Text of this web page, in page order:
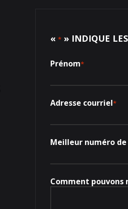
«* » INDIQUE
Prénom*
Adresse courriel*
Meilleur numéro
Comment pouvons